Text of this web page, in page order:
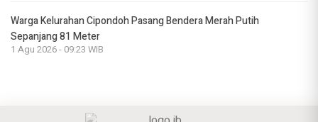
Warga Kelurahan Cipondoh Pasang Bendera Merah Putih
Sepanjang 81 Meter
1 Agu 2026 - 09:23 WIB